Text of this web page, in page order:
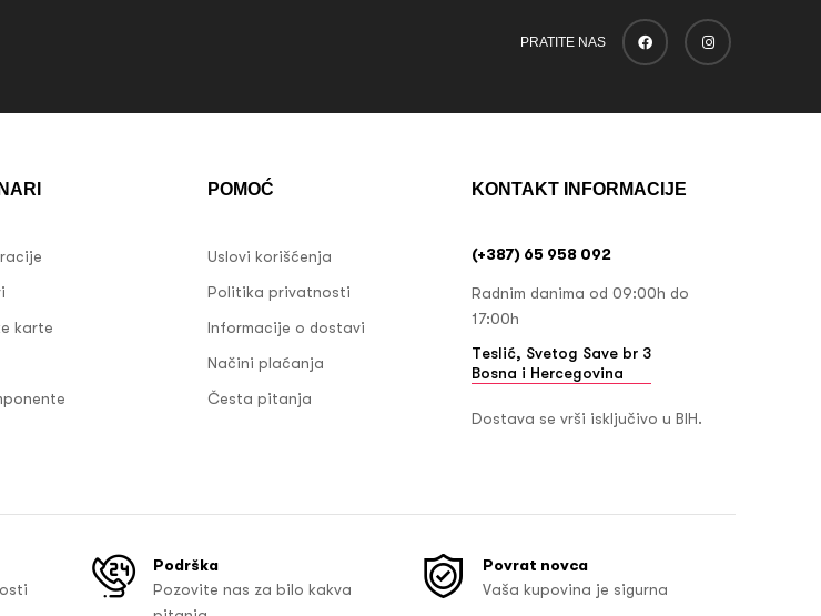
PRATITE NAS
karte
POMOĆ
Uslovi korišćenja
Politika privatnosti
Informacije o dostavi
Načini plaćanja
Česta pitanja
KONTAKT INFORMACIJE
(+387) 65 958 092
Radnim danima od 09:00h do
17:00h
Teslić, Svetog Save br 3
Bosna i Hercegovina
Dostava se vrši isključivo u BIH.
Podrška
Pozovite nas za bilo kakva
Povrat novca
Vaša kupovina je sigurna